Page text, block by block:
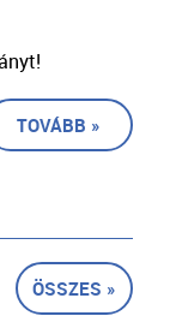
TOVÁBB »
ÖSSZES »